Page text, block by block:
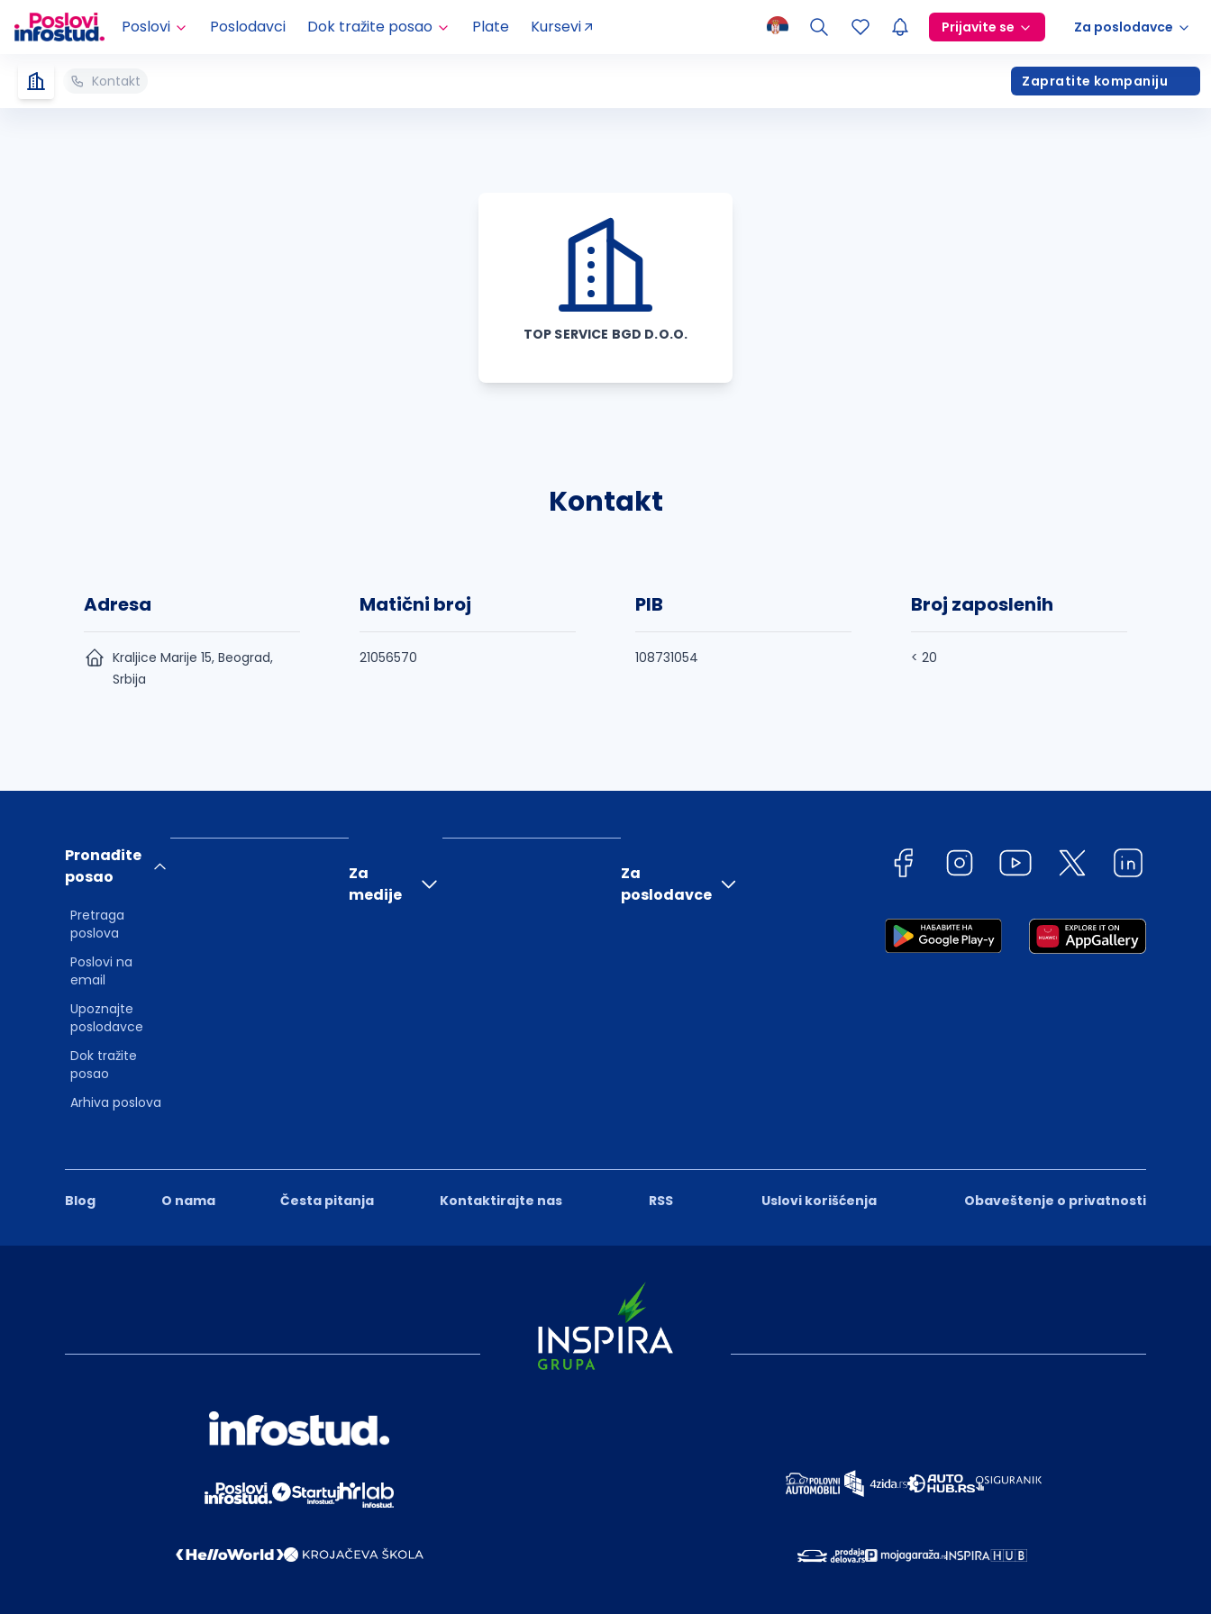
Poslovi Poslodavci Dok tražite posao Plate Kursevi Prijavite se Za poslodavce
Kontakt Zapratite kompaniju
TOP SERVICE BGD D.O.O.
Kontakt
Adresa
Kraljice Marije 15, Beograd,
Srbija
Matični broj
21056570
PIB
108731054
Broj zaposlenih
< 20
Blog O nama Česta pitanja Kontaktirajte nas RSS Uslovi korišćenja Obaveštenje o privatnosti
Pronađite
posao
Pretraga
poslova
Poslovi na
email
Upoznajte
poslodavce
Dok tražite
posao
Arhiva poslova
Za
medije
Za
poslodavce